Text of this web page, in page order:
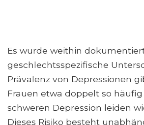
Es wurde weithin
geschlechtsspezifische
Prävalenz von Depressionen
Frauen etwa doppelt so
schweren Depression leiden
Dieses Risiko besteht